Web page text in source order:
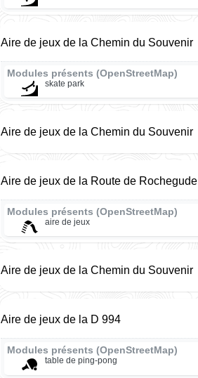
Aire de jeux de la Chemin du Souvenir
Modules présents (OpenStreetMap)
skate park
Aire de jeux de la Chemin du Souvenir
Aire de jeux de la Route de Rochegude
Modules présents (OpenStreetMap)
aire de jeux
Aire de jeux de la Chemin du Souvenir
Aire de jeux de la D 994
Modules présents (OpenStreetMap)
table de ping-pong